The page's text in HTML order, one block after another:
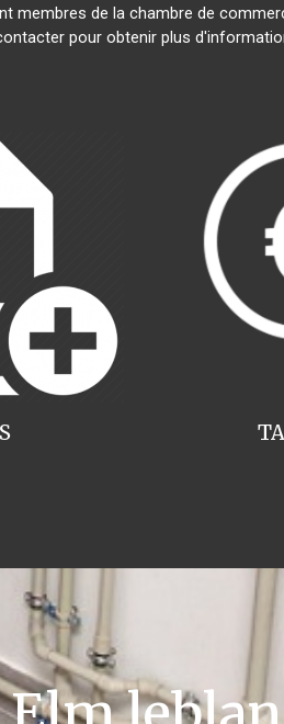
membres de la chambre de
pour obtenir plus